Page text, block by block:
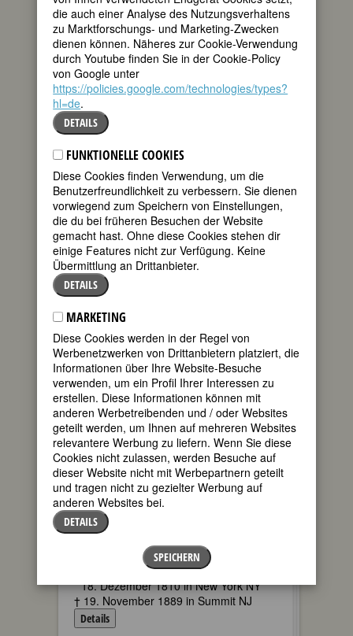
Dramatikerin
* 18. Dezember 1895 in Gainesville, TX
† 22. Juni 1988 in Tucson, AZ
Details
199685. Geburtstag:Christina María
Aguilera
US-amerikanische Sängerin,
Schauspielerin, Produzentin,
Songwriterin, Tänzerin
* 18. Dezember 1980 in New York City
Details
199715. Geburtstag:Gillian Armstrong
australische Regisseurin, Schriftstellerin,
Produzentin
* 18. Dezember 1950 in Melbourne
Details
deutsche Sängerin
* 18. Dezember 1920 in Barnaul,
Nowosibirsk/ Sibirien
† 20. März 1987 in Wien
Details
199765. Geburtstag:Suzy Solidor
französische Chanteuse und
Schauspielerin
* 18. Dezember 1900 in St.-Servant bei
St.-Malo
† 31. März 1983
Details
Clementine (Dodge) Stedmann
US-amerikanische Schriftstellerin
* 18. Dezember 1810 in New York NY
† 19. November 1889 in Summit NJ
Details
die auch einer Analyse des Nutzungsverhaltens
zu Marktforschungs- und Marketing-Zwecken
dienen können. Näheres zur Cookie-Verwendung
durch Youtube finden Sie in der Cookie-Policy
von Google unter
https://policies.google.com/technologies/types?
hl=de.
DETAILS
FUNKTIONELLE COOKIES
Diese Cookies finden Verwendung, um die
Benutzerfreundlichkeit zu verbessern. Sie dienen
vorwiegend zum Speichern von Einstellungen,
die du bei früheren Besuchen der Website
gemacht hast. Ohne diese Cookies stehen dir
einige Features nicht zur Verfügung. Keine
Übermittlung an Drittanbieter.
DETAILS
MARKETING
Diese Cookies werden in der Regel von
Werbenetzwerken von Drittanbietern platziert, die
Informationen über Ihre Website-Besuche
verwenden, um ein Profil Ihrer Interessen zu
erstellen. Diese Informationen können mit
anderen Werbetreibenden und / oder Websites
geteilt werden, um Ihnen auf mehreren Websites
relevantere Werbung zu liefern. Wenn Sie diese
Cookies nicht zulassen, werden Besuche auf
dieser Website nicht mit Werbepartnern geteilt
und tragen nicht zu gezielter Werbung auf
anderen Websites bei.
DETAILS
SPEICHERN